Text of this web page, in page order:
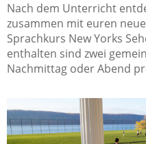
Nach dem Unterricht
zusammen mit euren
Sprachkurs New Yorks
enthalten sind zwei
Nachmittag oder Abend